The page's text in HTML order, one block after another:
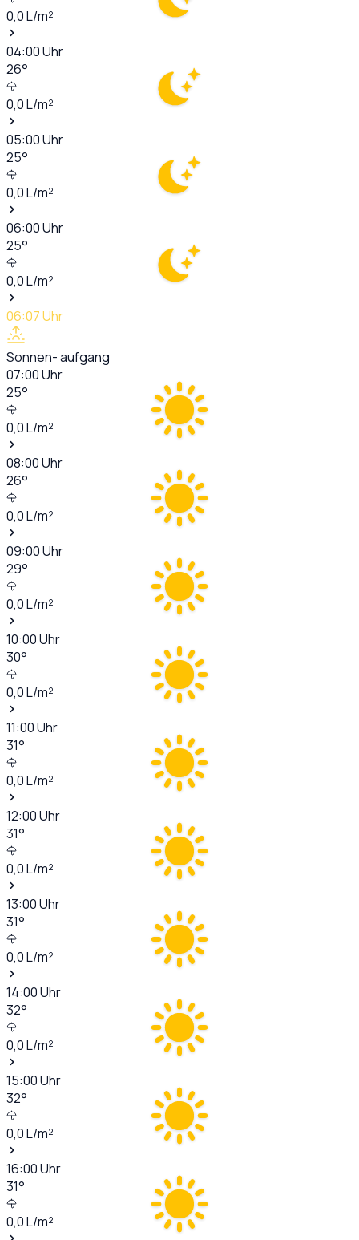
0,0L/m²
04:00Uhr
26°
0,0L/m²
05:00Uhr
25°
0,0L/m²
06:00Uhr
25°
0,0L/m²
06:07Uhr
Sonnen- aufgang
07:00Uhr
25°
0,0L/m²
08:00Uhr
26°
0,0L/m²
09:00Uhr
29°
0,0L/m²
10:00Uhr
30°
0,0L/m²
11:00Uhr
31°
0,0L/m²
12:00Uhr
31°
0,0L/m²
13:00Uhr
31°
0,0L/m²
14:00Uhr
32°
0,0L/m²
15:00Uhr
32°
0,0L/m²
16:00Uhr
31°
0,0L/m²